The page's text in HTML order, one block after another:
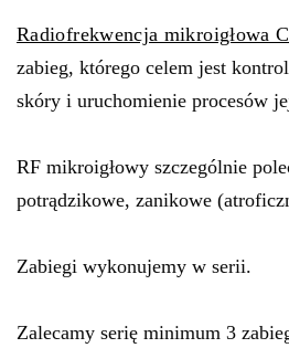
Radiofrekwencja mikroigłowa
zabieg, którego celem jest
skóry i uruchomienie procesów
RF mikroigłowy szczególnie
potrądzikowe, zanikowe
Zabiegi wykonujemy w serii.
Zalecamy serię minimum 3